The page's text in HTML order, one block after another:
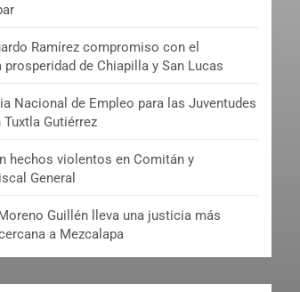
Ramírez compromiso con el
prosperidad de Chiapilla y San Lucas
Nacional de Empleo para las Juventudes
Gutiérrez
hechos violentos en Comitán y
General
Guillén lleva una justicia más
a Mezcalapa